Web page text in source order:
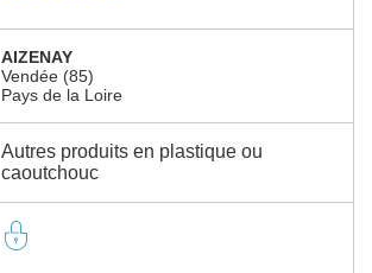
AIZENAY
Vendée (85)
Pays de la Loire
Autres produits en plastique ou
caoutchouc